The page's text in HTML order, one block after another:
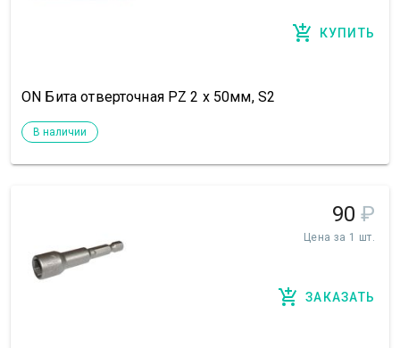
КУПИТЬ
ON Бита отверточная РZ 2 х 50мм, S2
В наличии
90 ₽
Цена за 1 шт.
ЗАКАЗАТЬ